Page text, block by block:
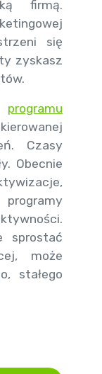
firmą.
się
zyskasz
programu
Czasy
Obecnie
sprostać
może
stałego